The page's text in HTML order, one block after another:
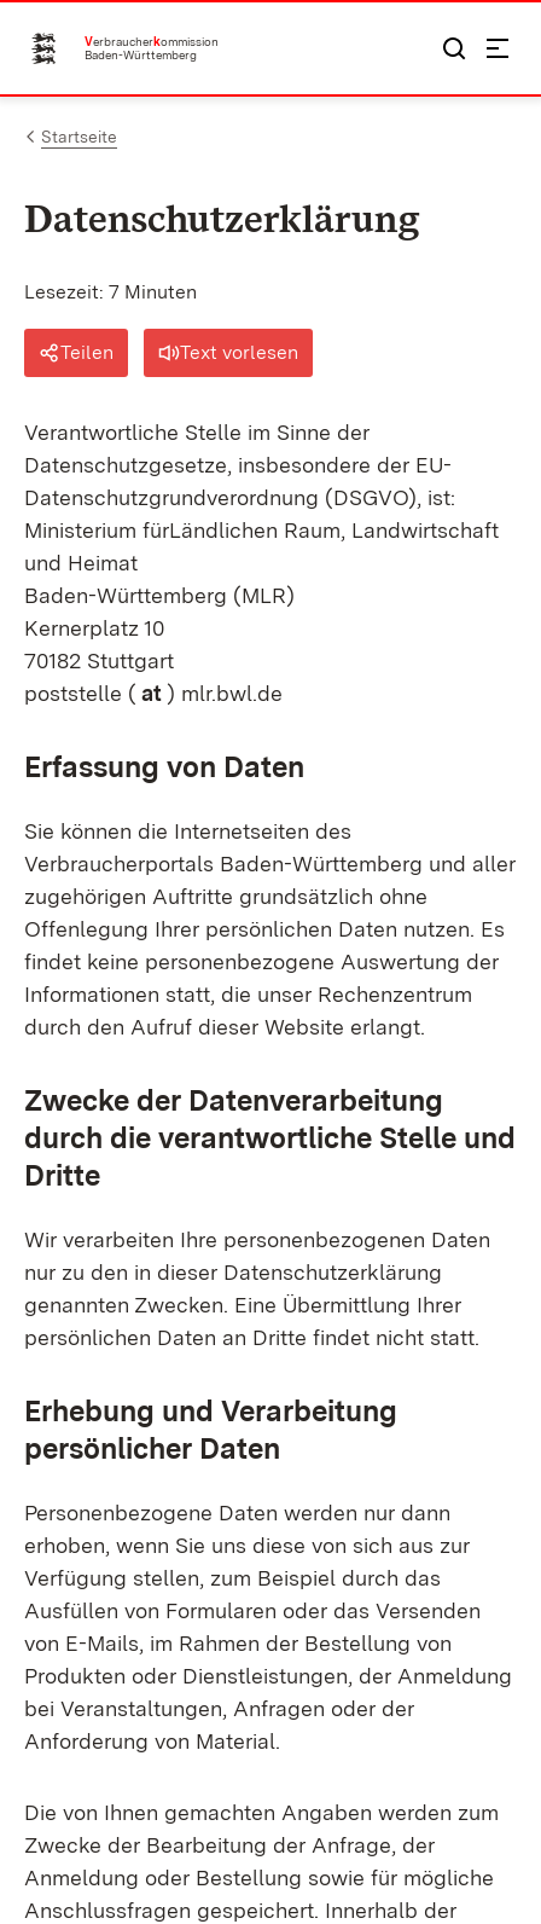
Zum Inhalt springen
Verbraucherkommission
Baden-Württemberg
Startseite
Datenschutzerklärung
Lesezeit: 7 Minuten
Teilen Text vorlesen
Verantwortliche Stelle im Sinne der
Datenschutzgesetze, insbesondere der EU-
Datenschutzgrundverordnung (DSGVO), ist:
Ministerium fürLändlichen Raum, Landwirtschaft
und Heimat
Baden-Württemberg (MLR)
Kernerplatz 10
70182 Stuttgart
poststelle ( at ) mlr.bwl.de
Erfassung von Daten
Sie können die Internetseiten des
Verbraucherportals Baden-Württemberg und aller
zugehörigen Auftritte grundsätzlich ohne
Offenlegung Ihrer persönlichen Daten nutzen. Es
findet keine personenbezogene Auswertung der
Informationen statt, die unser Rechenzentrum
durch den Aufruf dieser Website erlangt.
Zwecke der Datenverarbeitung
durch die verantwortliche Stelle und
Dritte
Wir verarbeiten Ihre personenbezogenen Daten
nur zu den in dieser Datenschutzerklärung
genannten Zwecken. Eine Übermittlung Ihrer
persönlichen Daten an Dritte findet nicht statt.
Erhebung und Verarbeitung
persönlicher Daten
Personenbezogene Daten werden nur dann
erhoben, wenn Sie uns diese von sich aus zur
Verfügung stellen, zum Beispiel durch das
Ausfüllen von Formularen oder das Versenden
von E-Mails, im Rahmen der Bestellung von
Produkten oder Dienstleistungen, der Anmeldung
bei Veranstaltungen, Anfragen oder der
Anforderung von Material.
Die von Ihnen gemachten Angaben werden zum
Zwecke der Bearbeitung der Anfrage, der
Anmeldung oder Bestellung sowie für mögliche
Anschlussfragen gespeichert. Innerhalb der